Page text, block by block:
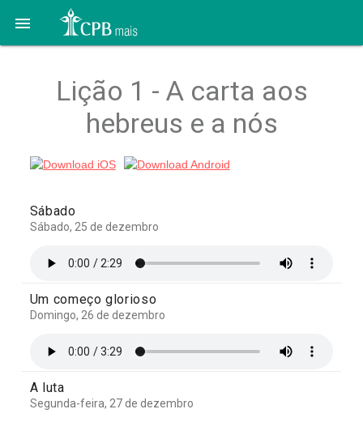

Lição 1 - A carta aos
hebreus e a nós
Sábado
Sábado, 25 de dezembro
Um começo glorioso
Domingo, 26 de dezembro
A luta
Segunda-feira, 27 de dezembro